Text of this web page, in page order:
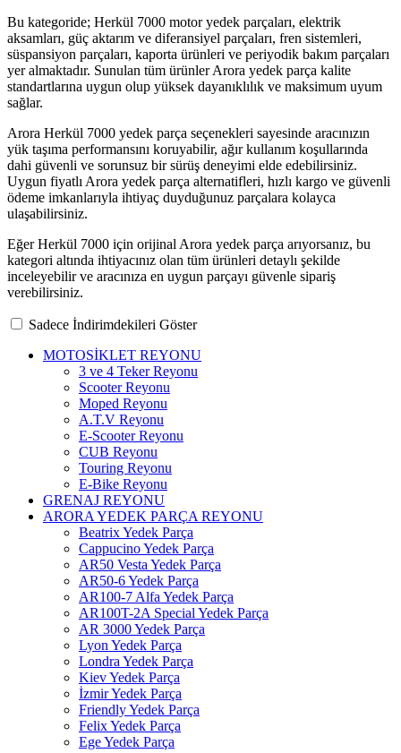
Bu kategoride; Herkül 7000 motor yedek parçaları, elektrik
aksamları, güç aktarım ve diferansiyel parçaları, fren sistemleri,
süspansiyon parçaları, kaporta ürünleri ve periyodik bakım parçaları
yer almaktadır. Sunulan tüm ürünler Arora yedek parça kalite
standartlarına uygun olup yüksek dayanıklılık ve maksimum uyum
sağlar.
Arora Herkül 7000 yedek parça seçenekleri sayesinde aracınızın
yük taşıma performansını koruyabilir, ağır kullanım koşullarında
dahi güvenli ve sorunsuz bir sürüş deneyimi elde edebilirsiniz.
Uygun fiyatlı Arora yedek parça alternatifleri, hızlı kargo ve güvenli
ödeme imkanlarıyla ihtiyaç duyduğunuz parçalara kolayca
ulaşabilirsiniz.
Eğer Herkül 7000 için orijinal Arora yedek parça arıyorsanız, bu
kategori altında ihtiyacınız olan tüm ürünleri detaylı şekilde
inceleyebilir ve aracınıza en uygun parçayı güvenle sipariş
verebilirsiniz.
Sadece İndirimdekileri Göster
MOTOSİKLET REYONU
3 ve 4 Teker Reyonu
Scooter Reyonu
Moped Reyonu
A.T.V Reyonu
E-Scooter Reyonu
CUB Reyonu
Touring Reyonu
E-Bike Reyonu
GRENAJ REYONU
ARORA YEDEK PARÇA REYONU
Beatrix Yedek Parça
Cappucino Yedek Parça
AR50 Vesta Yedek Parça
AR50-6 Yedek Parça
AR100-7 Alfa Yedek Parça
AR100T-2A Special Yedek Parça
AR 3000 Yedek Parça
Lyon Yedek Parça
Londra Yedek Parça
Kiev Yedek Parça
İzmir Yedek Parça
Friendly Yedek Parça
Felix Yedek Parça
Ege Yedek Parça